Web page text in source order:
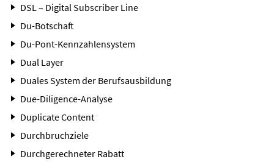
DSL – Digital Subscriber Line
Du-Botschaft
Du-Pont-Kennzahlensystem
Dual Layer
Duales System der Berufsausbildung
Due-Diligence-Analyse
Duplicate Content
Durchbruchziele
Durchgerechneter Rabatt